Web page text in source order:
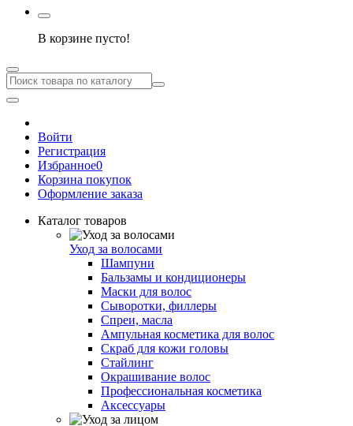
В корзине пусто!
Войти
Регистрация
Избранное0
Корзина покупок
Оформление заказа
Каталог товаров
Уход за волосами
Шампуни
Бальзамы и кондиционеры
Маски для волос
Сыворотки, филлеры
Спреи, масла
Ампульная косметика для волос
Скраб для кожи головы
Стайлинг
Окрашивание волос
Профессиональная косметика
Аксессуары